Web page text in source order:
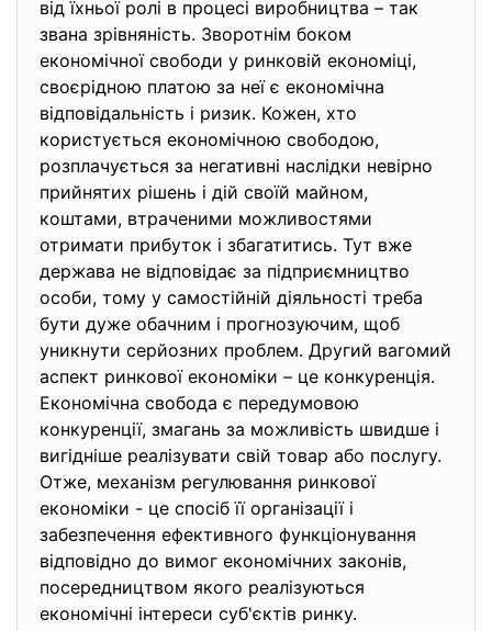
від їхньої ролі в процесі виробництва – так
звана зрівняність. Зворотнім боком
економічної свободи у ринковій економіці,
своєрідною платою за неї є економічна
відповідальність і ризик. Кожен, хто
користується економічною свободою,
розплачується за негативні наслідки невірно
прийнятих рішень і дій своїй майном,
коштами, втраченими можливостями
отримати прибуток і збагатитись. Тут вже
держава не відповідає за підприємництво
особи, тому у самостійній діяльності треба
бути дуже обачним і прогнозуючим, щоб
уникнути серйозних проблем. Другий вагомий
аспект ринкової економіки – це конкуренція.
Економічна свобода є передумовою
конкуренції, змагань за можливість швидше і
вигідніше реалізувати свій товар або послугу.
Отже, механізм регулювання ринкової
економіки - це спосіб її організації і
забезпечення ефективного функціонування
відповідно до вимог економічних законів,
посередництвом якого реалізуються
економічні інтереси суб'єктів ринку.